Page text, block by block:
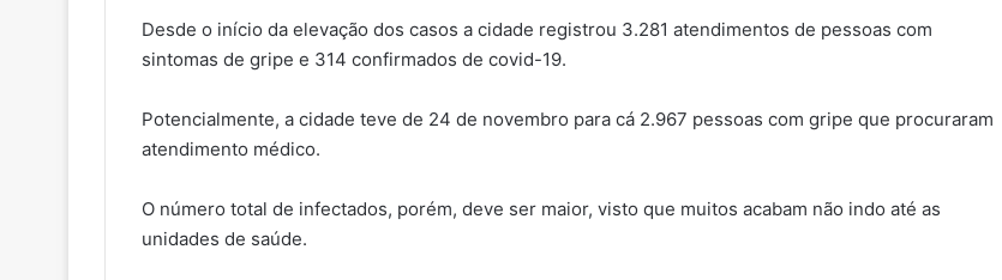
Desde o início da elevação dos casos a cidade registrou 3.281 atendimentos de pessoas com
sintomas de gripe e 314 confirmados de covid-19.
Potencialmente, a cidade teve de 24 de novembro para cá 2.967 pessoas com gripe que procuraram
atendimento médico.
O número total de infectados, porém, deve ser maior, visto que muitos acabam não indo até as
unidades de saúde.